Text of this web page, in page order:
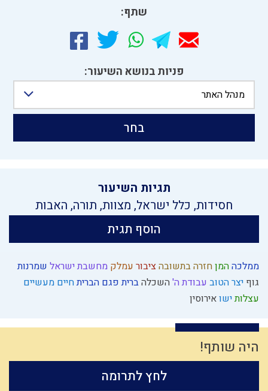
ממלכההמןחזרה בתשובהציבור עמלק מחשבת ישראל שמרנות
גוף יצר הטוב עבודת ה'השכלהבריתפגם הבריתחיים מעשיים
עצלותישואירוסין
היה שותף!
לחץ לתרומה
שתף:
פניות בנושא השיעור:
מנהל האתר
בחר
תגיות השיעור
חסידות, כלל ישראל, מצוות, תורה, האבות
הוסף תגית